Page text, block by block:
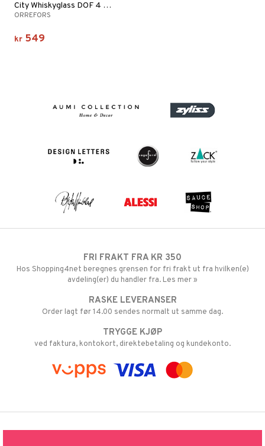
City Whiskyglass DOF 4 stk/pakke
ORREFORS
kr 549
FRI FRAKT FRA KR 350
Hos Shopping4net beregnes grensen for fri frakt ut fra hvilken(e)
avdeling(er) du handler fra. Les mer »
RASKE LEVERANSER
Order lagt før 14.00 sendes normalt ut samme dag.
TRYGGE KJØP
ved faktura, kontokort, direktebetaling og kundekonto.